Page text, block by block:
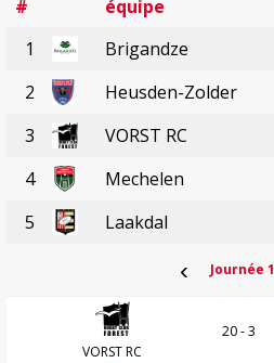
#
équipe
1
Brigandze
2
Heusden-Zolder
3
VORST RC
4
Mechelen
5
Laakdal
‹ Journée 1
VORST RC
20 - 3